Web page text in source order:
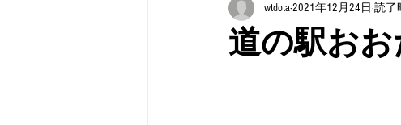
道の駅おおたジムキョクキッチン＆商品開
道の駅お
wtdota2021年12月24日 読了